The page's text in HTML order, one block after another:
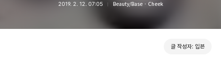
2019. 2. 12. 07:05 Beauty/Base · Cheek
글 작성자: 입븐
그녀는 예뻤다
입븐